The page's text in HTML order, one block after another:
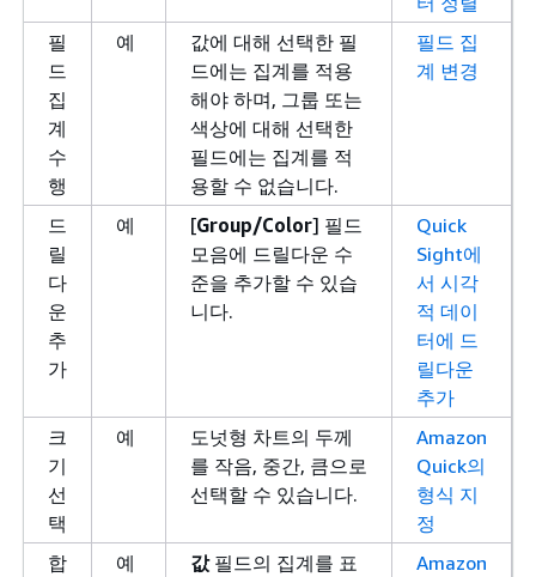
필
드
집
계
수
행
예
값에 대해 선택한 필
드에는 집계를 적용
해야 하며, 그룹 또는
색상에 대해 선택한
필드에는 집계를 적
용할 수 없습니다.
필드 집
계 변경
드
릴
다
운
추
가
예 [Group/Color] 필드
모음에 드릴다운 수
준을 추가할 수 있습
니다.
Quick
Sight에
서 시각
적 데이
터에 드
릴다운
추가
크
기
선
택
예
도넛형 차트의 두께
를 작음, 중간, 큼으로
선택할 수 있습니다.
Amazon
Quick의
형식 지
정
합
예 값필드의 집계를 표
Amazon